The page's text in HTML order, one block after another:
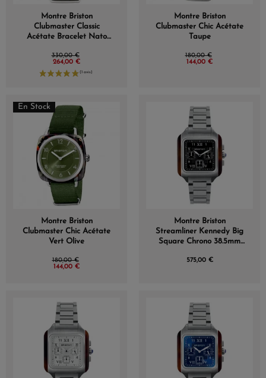
Montre Briston
Clubmaster Classic
Acétate Bracelet Nato
330,00 €
264,00 €
Montre Briston
Clubmaster Chic Acétate
Taupe
180,00 €
144,00 €
En Stock
Montre Briston
Clubmaster Chic Acétate
Vert Olive
180,00 €
144,00 €
Montre Briston
Streamliner Kennedy Big
Square Chrono 38.5mm
Noir
575,00 €